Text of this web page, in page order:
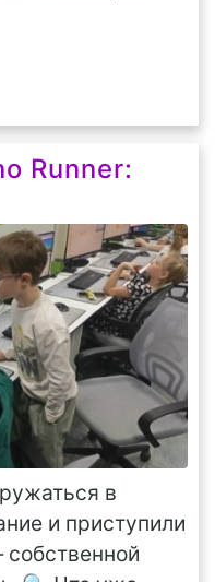
Runner:
в
и приступили